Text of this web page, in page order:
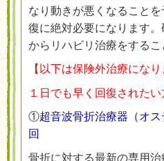
なり動きが悪くなること
復に絶対必要になります
からリハビリ治療をするこ
【以下は保険外治療になり
１日でも早く回復されたい
①超音波骨折治療器（オ
回
骨折に対する最新の専用